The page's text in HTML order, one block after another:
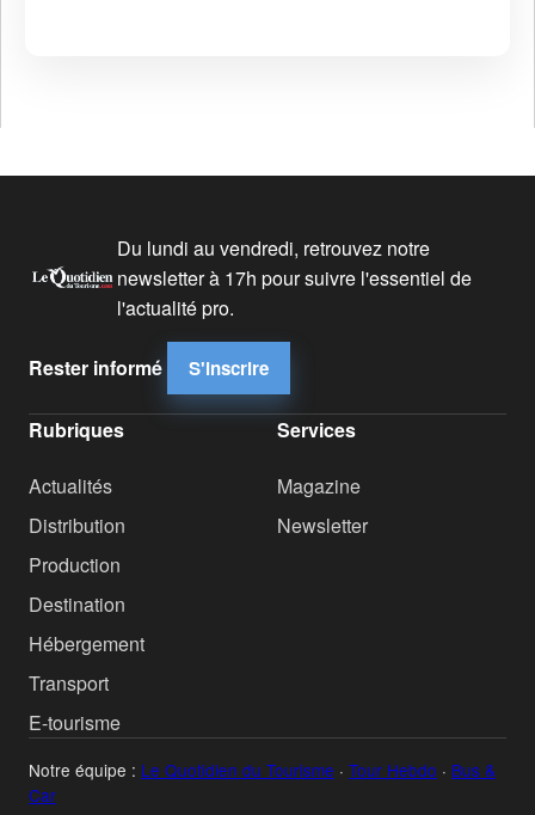
Du lundi au vendredi, retrouvez notre
newsletter à 17h pour suivre l'essentiel de
l'actualité pro.
Rester informé S'inscrire
Rubriques
Actualités
Distribution
Production
Destination
Hébergement
Transport
E-tourisme
Services
Magazine
Newsletter
Notre équipe : Le Quotidien du Tourisme · Tour Hebdo · Bus &
Car